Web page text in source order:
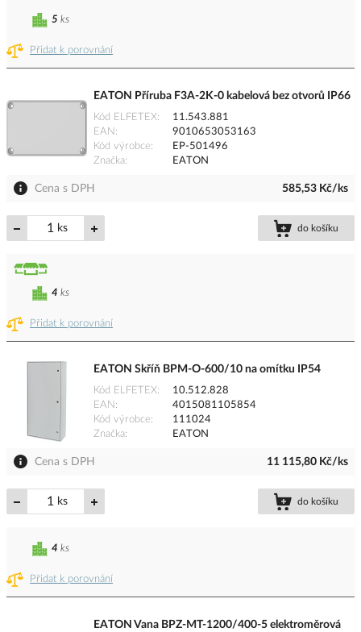
Přidat k porovnání
5 ks
EATON Příruba F3A-2K-0 kabelová bez otvorů IP66
Kód ELFETEX
11.543.881
EAN
9010653053163
Kód výrobce
EP-501496
Značka
EATON
Cena s DPH 585,53 Kč/ks
ks do košíku
Přidat k porovnání
4 ks
EATON Skříň BPM-O-600/10 na omítku IP54
Kód ELFETEX
10.512.828
EAN
4015081105854
Kód výrobce
111024
Značka
EATON
Cena s DPH 11 115,80 Kč/ks
ks do košíku
Přidat k porovnání
4 ks
EATON Vana BPZ-MT-1200/400-5 elektroměrová